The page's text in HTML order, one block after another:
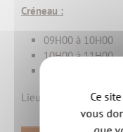
Créneau :
09H00 à 10H00
10H00 à 11H00
Lieu : L'alter éco - 11
Ce
vous